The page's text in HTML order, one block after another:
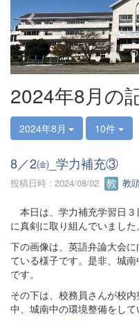
e
v
i
o
u
s
2024年8月の
2024年8月 10件
8／2㈮_学力補充③
投稿日時 : 2024/08/02 教
本日は、学力補充学習日
に真剣に取り組んでいました。
下の画像は、英語弁論大会
ている様子です。是非、城
です。
その下は、校務員さんが校
中、城南中の環境整備をして